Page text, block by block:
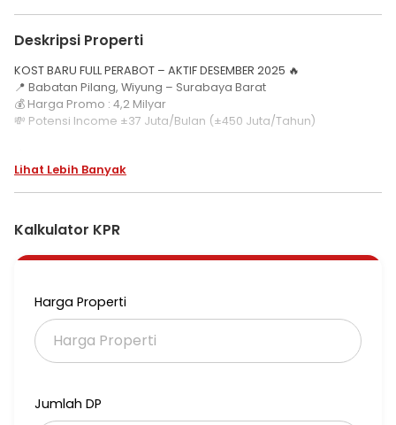
Deskripsi Properti
KOST BARU FULL PERABOT – AKTIF DESEMBER 2025 🔥
📍 Babatan Pilang, Wiyung – Surabaya Barat
💰 Harga Promo : 4,2 Milyar
💸 Potensi Income ±37 Juta/Bulan (±450 Juta/Tahun)
LT 168 m² (10x16) / LB 320 m²
Row 2,5 Mobil
Hadap selatan
📍 Lokasi Strategis:
Dekat UNESA, National Hospital, dan Pakuwon Mall
💡 FREE pendampingan sampai full tersewa!
📲 Hubungi Sekarang:
▶️ YouTube: rumahminimalissurabaya9121
Lihat Lebih Banyak
Kalkulator KPR
Harga Properti
Jumlah DP